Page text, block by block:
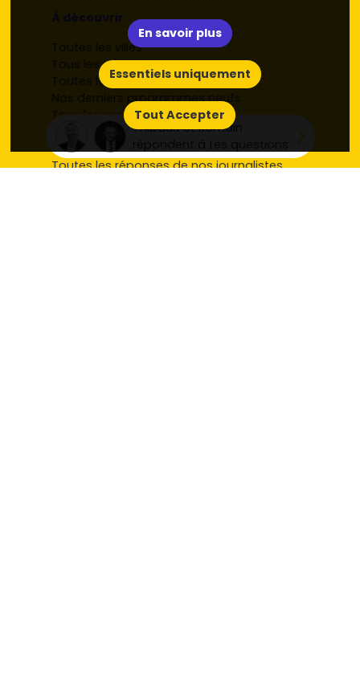
Thibault et Romain
Toutes les villes
Tous les départements
Toutes les régions
Nos derniers programmes neufs
Tous les promoteurs
Tous les appartements par ville
Toutes les maisons par ville
Toutes les réponses de nos journalistes
En savoir plus
Essentiels uniquement
Tout Accepter